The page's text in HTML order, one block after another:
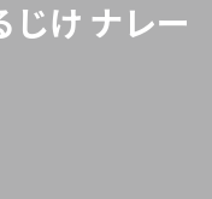
じけ ナレー